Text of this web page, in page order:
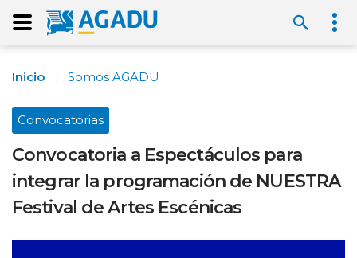
Inicio Somos AGADU
Convocatorias
Convocatoria a Espectáculos para
integrar la programación de NUESTRA
Festival de Artes Escénicas